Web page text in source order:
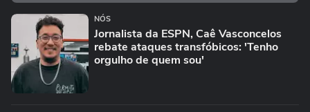
NÓS
Jornalista da ESPN, Caê Vasconcelos
rebate ataques transfóbicos: 'Tenho
orgulho de quem sou'